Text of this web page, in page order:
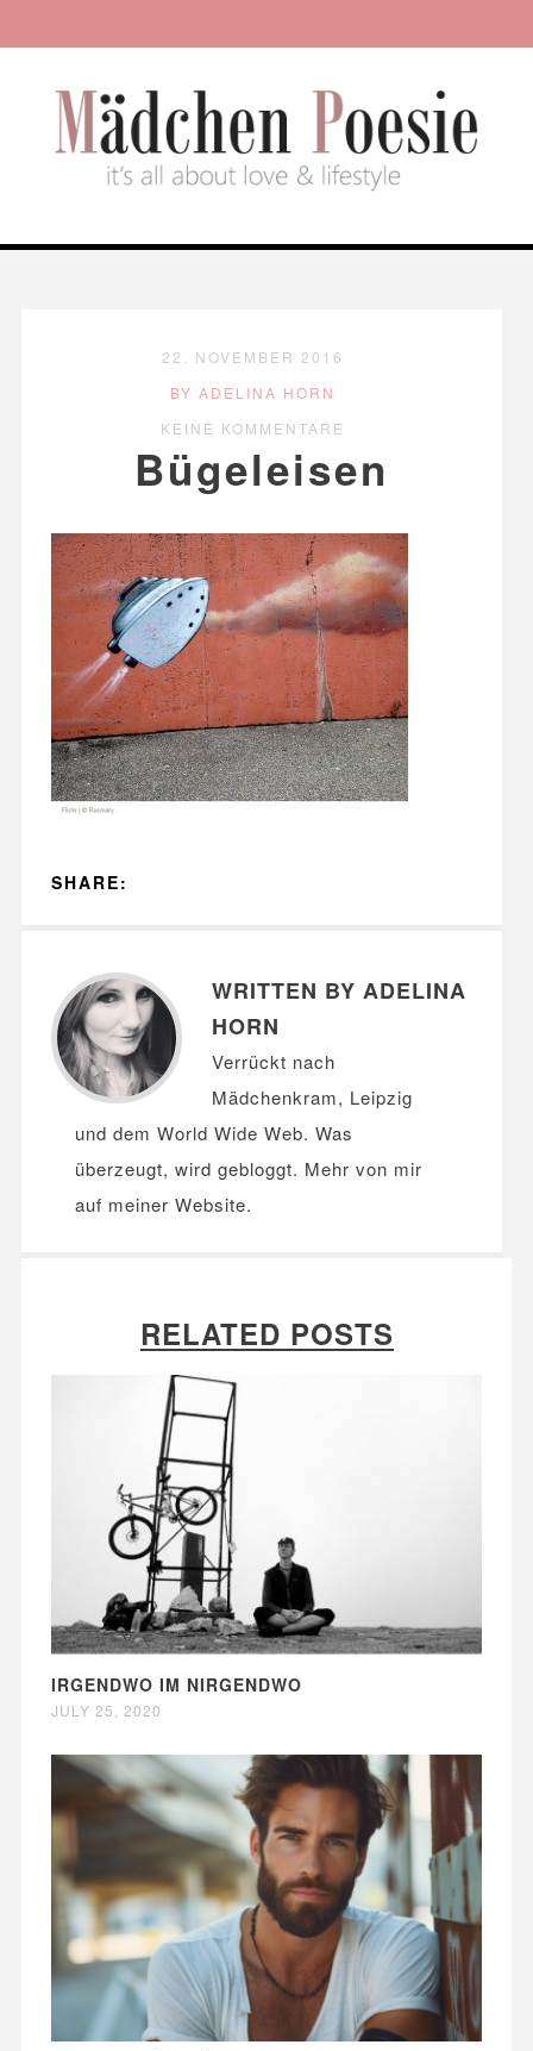
22. NOVEMBER 2016
BY ADELINA HORN
KEINE KOMMENTARE
Bügeleisen
SHARE:
WRITTEN BY ADELINA
HORN
Verrückt nach
Mädchenkram, Leipzig
und dem World Wide Web. Was
überzeugt, wird gebloggt. Mehr von mir
auf meiner Website.
RELATED POSTS
IRGENDWO IM NIRGENDWO
JULY 25, 2020